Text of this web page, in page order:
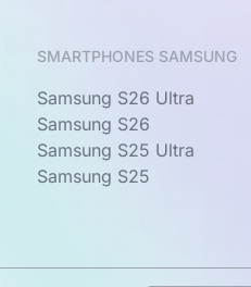
SMARTPHONES SAMSUNG
Samsung S26 Ultra
Samsung S26
Samsung S25 Ultra
Samsung S25